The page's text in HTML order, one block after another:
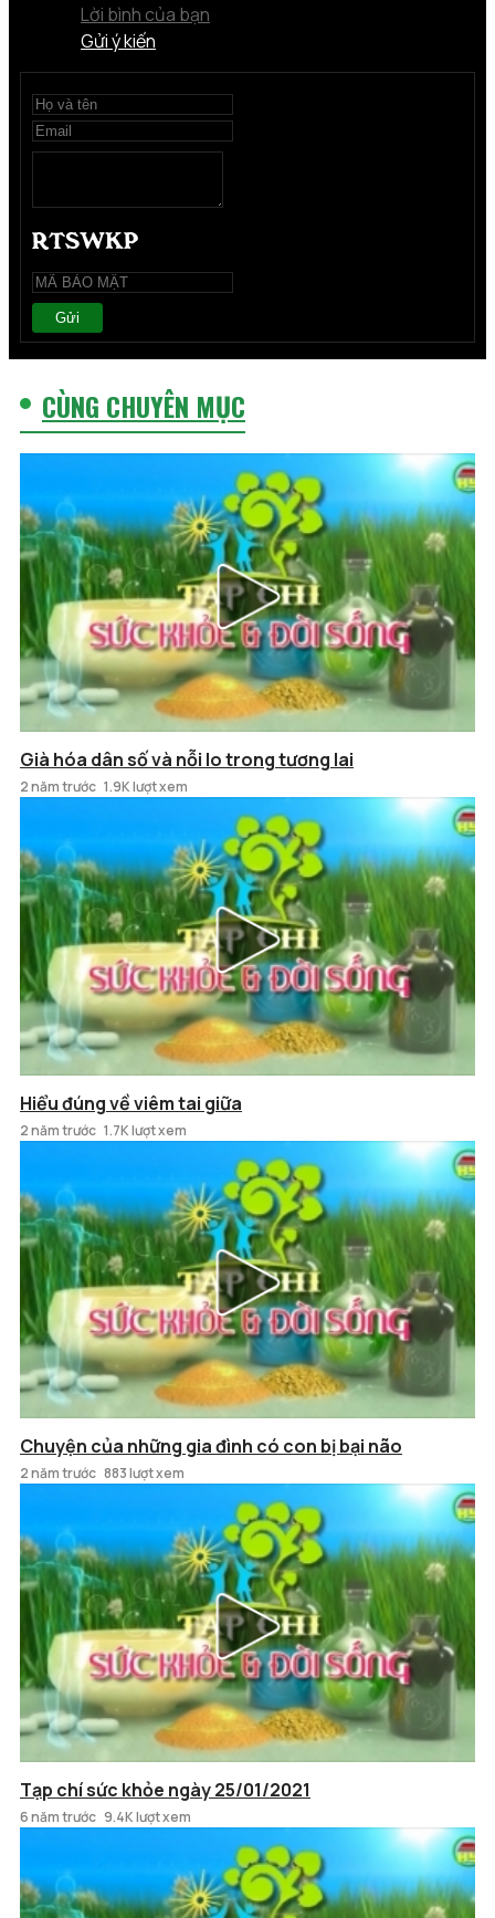
Lời bình của bạn
Gửi ý kiến
Gửi
CÙNG CHUYÊN MỤC
Già hóa dân số và nỗi lo trong tương lai
2 năm trước 1.9K lượt xem
Hiểu đúng về viêm tai giữa
2 năm trước 1.7K lượt xem
Chuyện của những gia đình có con bị bại não
2 năm trước 883 lượt xem
Tạp chí sức khỏe ngày 25/01/2021
6 năm trước 9.4K lượt xem